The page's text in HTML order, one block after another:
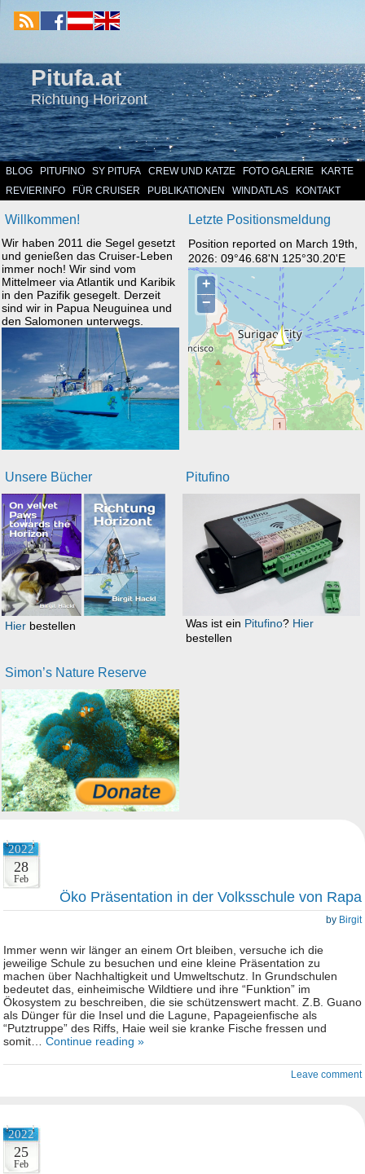
Pitufa.at
Richtung Horizont
BLOG PITUFINO SY PITUFA CREW UND KATZE FOTO GALERIE
KARTE
REVIERINFO
FÜR CRUISER PUBLIKATIONEN WINDATLAS KONTAKT
Willkommen!
Wir haben 2011 die Segel gesetzt
und genießen das Cruiser-Leben
immer noch! Wir sind vom
Mittelmeer via Atlantik und Karibik
in den Pazifik gesegelt. Derzeit
sind wir in Papua Neuguinea und
den Salomonen unterwegs.
Letzte Positionsmeldung
Position reported on March 19th,
2026: 09°46.68'N 125°30.20'E
Unsere Bücher
Hier bestellen
Pitufino
Was ist ein Pitufino? Hier
bestellen
Simon’s Nature Reserve
2022
28
Feb
Öko Präsentation in der Volksschule von Rapa
by Birgit
Immer wenn wir länger an einem Ort bleiben, versuche ich die
jeweilige Schule zu besuchen und eine kleine Präsentation zu
machen über Nachhaltigkeit und Umweltschutz. In Grundschulen
bedeutet das, einheimische Wildtiere und ihre “Funktion” im
Ökosystem zu beschreiben, die sie schützenswert macht. Z.B. Guano
als Dünger für die Insel und die Lagune, Papageienfische als
“Putztruppe” des Riffs, Haie weil sie kranke Fische fressen und
somit… Continue reading »
Leave comment
2022
25
Feb